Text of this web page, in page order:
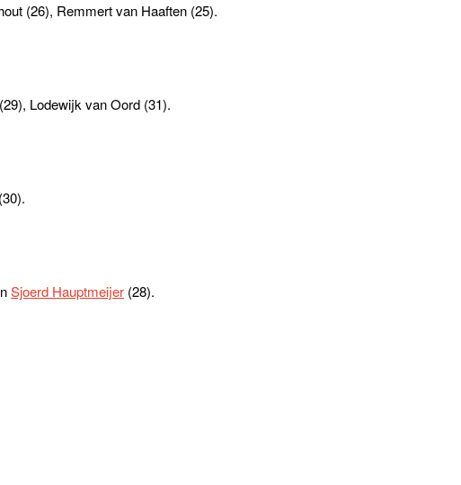
(26), Remmert van Haaften (25).
Lodewijk van Oord (31).
Sjoerd Hauptmeijer (28).